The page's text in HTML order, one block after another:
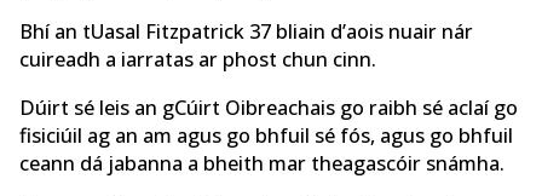
Bhí an tUasal Fitzpatrick 37 bliain d’aois nuair nár
cuireadh a iarratas ar phost chun cinn.
Dúirt sé leis an gCúirt Oibreachais go raibh sé aclaí go
fisiciúil ag an am agus go bhfuil sé fós, agus go bhfuil
ceann dá jabanna a bheith mar theagascóir snámha.